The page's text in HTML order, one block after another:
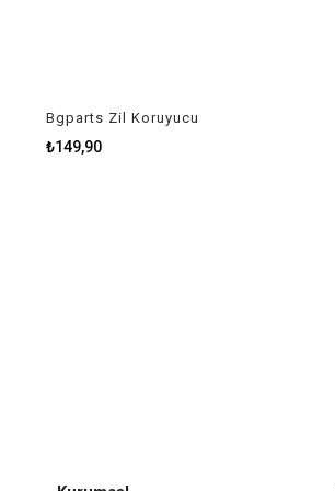
Bgparts Zil Koruyucu
₺149,90